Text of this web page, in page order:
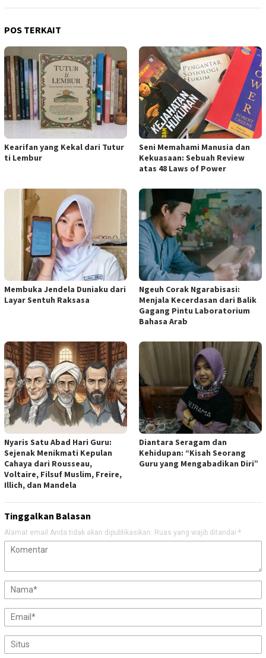
POS TERKAIT
Kearifan yang Kekal dari Tutur
ti Lembur
Seni Memahami Manusia dan
Kekuasaan: Sebuah Review
atas 48 Laws of Power
Membuka Jendela Duniaku dari
Layar Sentuh Raksasa
Ngeuh Corak Ngarabisasi:
Menjala Kecerdasan dari Balik
Gagang Pintu Laboratorium
Bahasa Arab
Nyaris Satu Abad Hari Guru:
Sejenak Menikmati Kepulan
Cahaya dari Rousseau,
Voltaire, Filsuf Muslim, Freire,
Illich, dan Mandela
Diantara Seragam dan
Kehidupan: “Kisah Seorang
Guru yang Mengabadikan Diri”
Tinggalkan Balasan
Alamat email Anda tidak akan dipublikasikan. Ruas yang wajib ditandai *